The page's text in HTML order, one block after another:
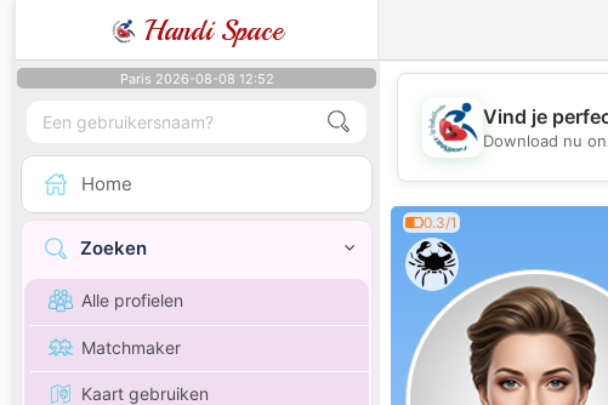
Handi Space
Paris 2026-08-08 12:52
Home
Zoeken
Alle profielen
Matchmaker
Kaart gebruiken
💖
Vind je
Download nu
0.3/1